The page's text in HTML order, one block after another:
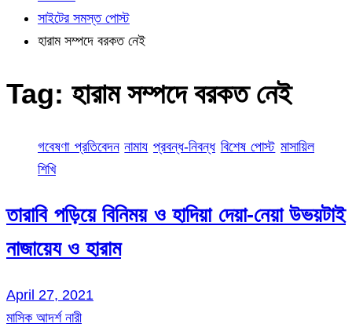
সাইটের সমস্ত পোস্ট
হারাম সম্পদে বরকত নেই
Tag: হারাম সম্পদে বরকত নেই
গবেষণা প্রতিবেদন নামায প্রবন্ধ-নিবন্ধ বিশেষ পোস্ট মাসায়িল
শিখি
তারাবি পড়িয়ে বিনিময় ও হাদিয়া দেয়া-নেয়া উভয়টাই
নাজায়েয ও হারাম
April 27, 2021
মাসিক আদর্শ নারী